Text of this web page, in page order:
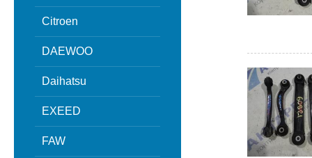
Citroen
DAEWOO
Daihatsu
EXEED
FAW